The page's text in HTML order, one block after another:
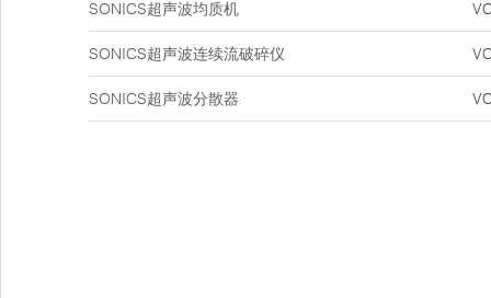
SONICS超声波均质机
SONICS超声波连续流破碎仪
SONICS超声波分散器